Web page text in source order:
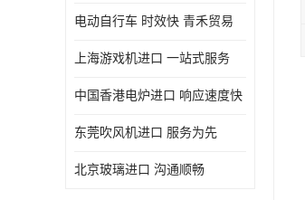
电动自行车 时效快 青禾贸易
上海游戏机进口 一站式服务
中国香港电炉进口 响应速度快
东莞吹风机进口 服务为先
北京玻璃进口 沟通顺畅